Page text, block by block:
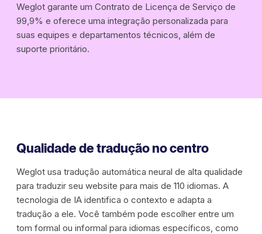
Weglot garante um Contrato de Licença de Serviço de
99,9% e oferece uma integração personalizada para
suas equipes e departamentos técnicos, além de
suporte prioritário.
Qualidade de tradução no centro
Weglot usa tradução automática neural de alta qualidade
para traduzir seu website para mais de 110 idiomas. A
tecnologia de IA identifica o contexto e adapta a
tradução a ele. Você também pode escolher entre um
tom formal ou informal para idiomas específicos, como